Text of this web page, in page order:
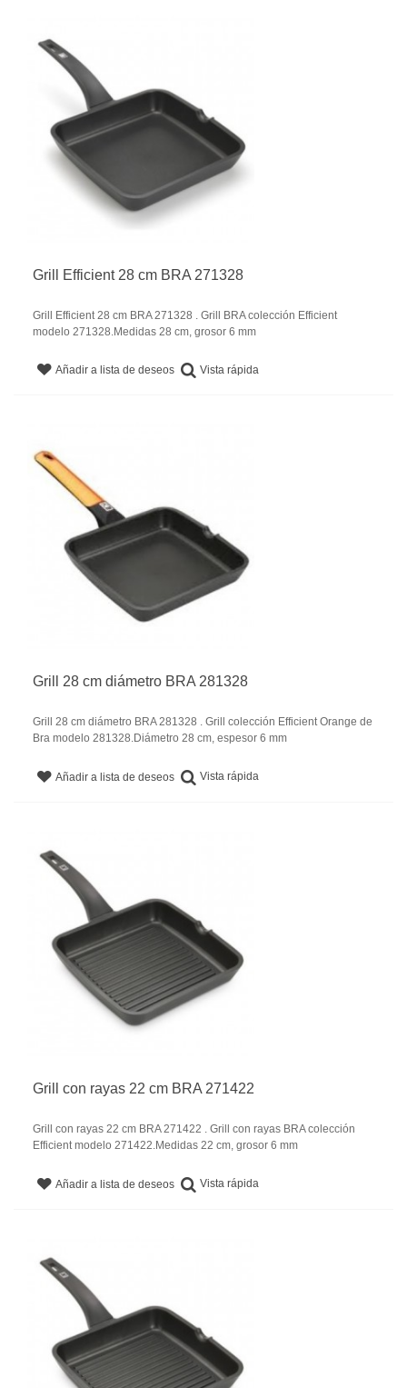
Grill Efficient 28 cm BRA 271328
Grill Efficient 28 cm BRA 271328 . Grill BRA colección Efficient
modelo 271328.Medidas 28 cm, grosor 6 mm
Añadir a lista de deseos Vista rápida
Grill 28 cm diámetro BRA 281328
Grill 28 cm diámetro BRA 281328 . Grill colección Efficient Orange de
Bra modelo 281328.Diámetro 28 cm, espesor 6 mm
Añadir a lista de deseos Vista rápida
Grill con rayas 22 cm BRA 271422
Grill con rayas 22 cm BRA 271422 . Grill con rayas BRA colección
Efficient modelo 271422.Medidas 22 cm, grosor 6 mm
Añadir a lista de deseos Vista rápida